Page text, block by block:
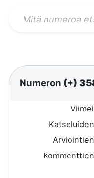
Numeron (+)